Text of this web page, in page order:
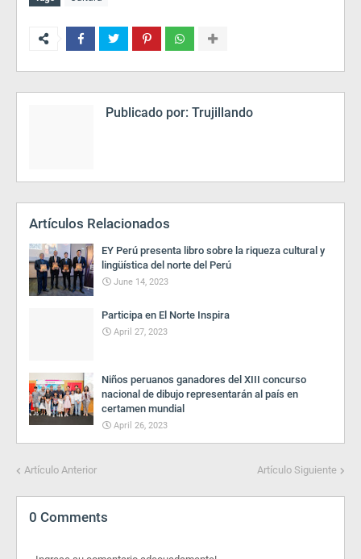
Publicado por: Trujillando
Artículos Relacionados
EY Perú presenta libro sobre la riqueza cultural y
lingüística del norte del Perú
June 14, 2023
Participa en El Norte Inspira
April 27, 2023
Niños peruanos ganadores del XIII concurso
nacional de dibujo representarán al país en
certamen mundial
April 26, 2023
Artículo Anterior Artículo Siguiente
0 Comments